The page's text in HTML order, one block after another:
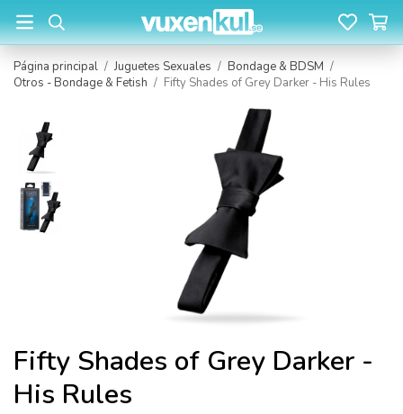
Página principal / Juguetes Sexuales / Bondage & BDSM /
Otros - Bondage & Fetish / Fifty Shades of Grey Darker - His Rules
Fifty Shades of Grey Darker -
His Rules